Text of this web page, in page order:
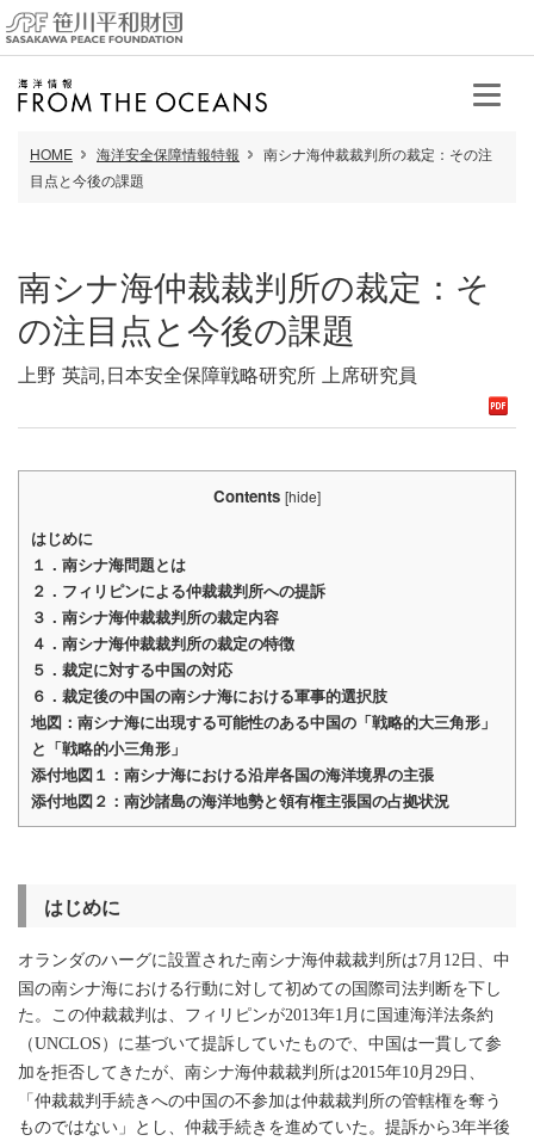
HOME 海洋安全保障情報特報
南シナ海仲裁裁判所の裁定：その注
目点と今後の課題
南シナ海仲裁裁判所の裁定：そ
の注目点と今後の課題
上野 英詞,日本安全保障戦略研究所 上席研究員
Contents [hide]
はじめに
１．南シナ海問題とは
２．フィリピンによる仲裁裁判所への提訴
３．南シナ海仲裁裁判所の裁定内容
４．南シナ海仲裁裁判所の裁定の特徴
５．裁定に対する中国の対応
６．裁定後の中国の南シナ海における軍事的選択肢
地図：南シナ海に出現する可能性のある中国の「戦略的大三角形」
と「戦略的小三角形」
添付地図１：南シナ海における沿岸各国の海洋境界の主張
添付地図２：南沙諸島の海洋地勢と領有権主張国の占拠状況
はじめに
オランダのハーグに設置された南シナ海仲裁裁判所は7月 12日、中
国の南シナ海における行動に対して初めての国際司法判断を下し
た。この仲裁裁判は、フィリピンが2013年1 月に国連海洋法条約
（UNCLOS ）に基づいて提訴していたもので、中国は一貫して参
加を拒否してきたが、南シナ海仲裁裁判所は2015年10月 29日、
「仲裁裁判手続きへの中国の不参加は仲裁裁判所の管轄権を奪う
ものではない」とし、仲裁手続きを進めていた。提訴から3年半後